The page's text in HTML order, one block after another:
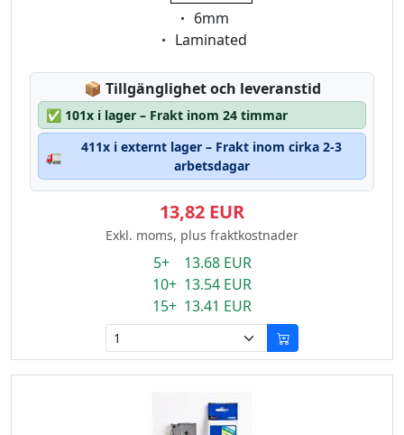
Eigenschaft:
6mm
Eigenschaft:
Laminated
📦 Lagerstatus:
Tillgänglighet och leveranstid
✅ 101x i lager – Frakt inom 24 timmar
🚛
411x i externt lager – Frakt inom cirka 2-3
arbetsdagar
13,82 EUR
Exkl. moms, plus fraktkostnader
5+ 13.68 EUR
10+ 13.54 EUR
15+ 13.41 EUR